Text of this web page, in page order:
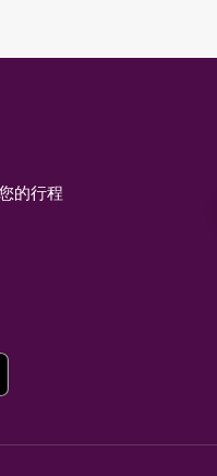
的行程